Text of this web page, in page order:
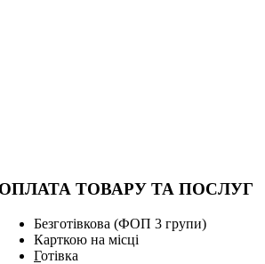
ТОВАРУ ТА ПОСЛУГ
Безготівкова (ФОП 3 групи)
Карткою на місці
Готівка